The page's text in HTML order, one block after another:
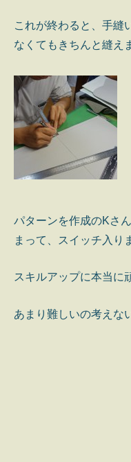
これが終わると、手縫
なくてもきちんと縫え
パターンを作成のKさ
まって、スイッチ入り
スキルアップに本当に
あまり難しいの考えな